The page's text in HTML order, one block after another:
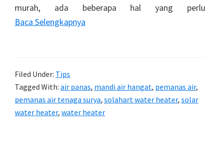
murah, ada beberapa hal yang perlu
Baca Selengkapnya
Filed Under: Tips
Tagged With: air panas, mandi air hangat, pemanas air,
pemanas air tenaga surya, solahart water heater, solar
water heater, water heater